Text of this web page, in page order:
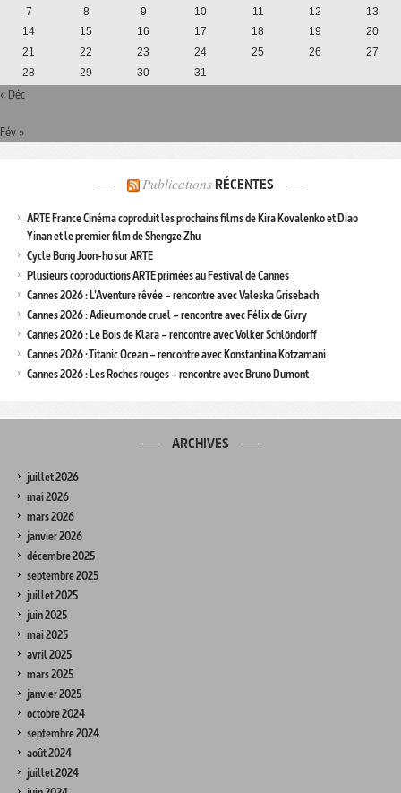
7
8 9 10 11 12
13
14
15 16 17 18 19
20
21
22 23 24 25 26
27
28
29 30 31
« Déc
Fév »
Publications RÉCENTES
ARTE France Cinéma coproduit les prochains films de Kira Kovalenko et Diao
Yinan et le premier film de Shengze Zhu
Cycle Bong Joon-ho sur ARTE
Plusieurs coproductions ARTE primées au Festival de Cannes
Cannes 2026 : L’Aventure rêvée – rencontre avec Valeska Grisebach
Cannes 2026 : Adieu monde cruel – rencontre avec Félix de Givry
Cannes 2026 : Le Bois de Klara – rencontre avec Volker Schlöndorff
Cannes 2026 : Titanic Ocean – rencontre avec Konstantina Kotzamani
Cannes 2026 : Les Roches rouges – rencontre avec Bruno Dumont
ARCHIVES
juillet 2026
mai 2026
mars 2026
janvier 2026
décembre 2025
septembre 2025
juillet 2025
juin 2025
mai 2025
avril 2025
mars 2025
janvier 2025
octobre 2024
septembre 2024
août 2024
juillet 2024